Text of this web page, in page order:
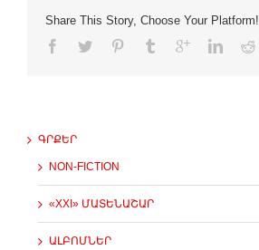
Share This Story, Choose Your Platform!
ԳՐՔԵՐ
NON-FICTION
«XXI» ՄԱՏԵՆԱՇԱՐ
ԱԼԲՈՄՆԵՐ